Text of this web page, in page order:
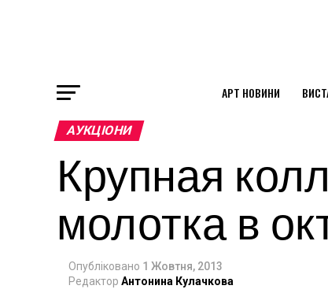
АРТ НОВИНИ
АУКЦІОНИ
Крупная
молотка в
Опубліковано 1 Жовтня, 2013
Редактор Антонина Кулачкова